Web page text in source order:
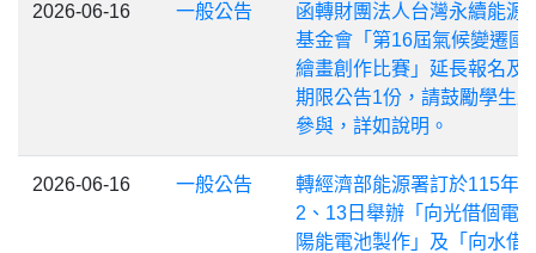
2026-06-16 一般公告
函轉財團法人台灣永續能源
基金會「第16屆氣候變遷國
繪畫創作比賽」延長報名及
期限公告1份，請鼓勵學生
參與，詳如說明。
2026-06-16 一般公告
轉經濟部能源署訂於115年8
2、13日舉辦「向光借個電–
陽能電池製作」及「向水借